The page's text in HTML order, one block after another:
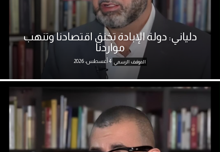
دلياني: دولة الإبادة تخنق اقتصادنا وتنهب
مواردنا
الموقف الرسمي 4 أغسطس، 2026